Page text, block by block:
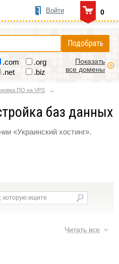
0
Войти
Подобрать
.com
.org
.net .biz
Показать
все домены
ПО на VPS
баз данных
«Украинский хостинг».
Читать все